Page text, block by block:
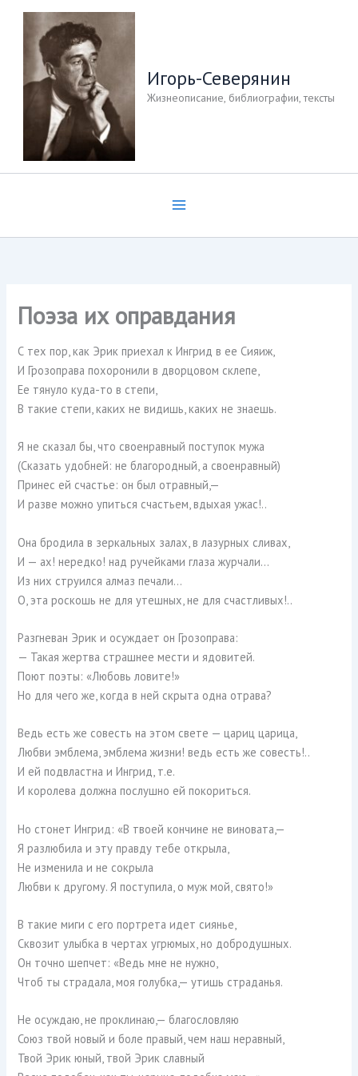
Перейти
содержимому
Игорь-Северянин
Жизнеописание, библиографии, тексты
Поэза их оправдания
С тех пор, как Эрик приехал к Ингрид в ее Сияиж,
И Грозоправа похоронили в дворцовом склепе,
Ее тянуло куда-то в степи,
В такие степи, каких не видишь, каких не знаешь.
Я не сказал бы, что своенравный поступок мужа
(Сказать удобней: не благородный, а своенравный)
Принес ей счастье: он был отравный,—
И разве можно упиться счастьем, вдыхая ужас!..
Она бродила в зеркальных залах, в лазурных сливах,
И — ах! нередко! над ручейками глаза журчали…
Из них струился алмаз печали…
О, эта роскошь не для утешных, не для счастливых!..
Разгневан Эрик и осуждает он Грозоправа:
— Такая жертва страшнее мести и ядовитей.
Поют поэты: «Любовь ловите!»
Но для чего же, когда в ней скрыта одна отрава?
Ведь есть же совесть на этом свете — цариц царица,
Любви эмблема, эмблема жизни! ведь есть же совесть!..
И ей подвластна и Ингрид, т.е.
И королева должна послушно ей покориться.
Но стонет Ингрид: «В твоей кончине не виновата,—
Я разлюбила и эту правду тебе открыла,
Не изменила и не сокрыла
Любви к другому. Я поступила, о муж мой, свято!»
В такие миги с его портрета идет сиянье,
Сквозит улыбка в чертах угрюмых, но добродушных.
Он точно шепчет: «Ведь мне не нужно,
Чтоб ты страдала, моя голубка,— утишь страданья.
Не осуждаю, не проклинаю,— благословляю
Союз твой новый и боле правый, чем наш неравный,
Твой Эрик юный, твой Эрик славный